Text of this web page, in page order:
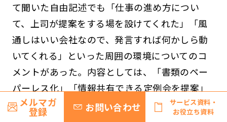
て聞いた自由記述でも「仕事の進め方につい
て、上司が提案をする場を設けてくれた」「風
通しはいい会社なので、発言すれば何かしら動
いてくれる」といった周囲の環境についてのコ
メントがあった。内容としては、「書類のペー
パーレス化」「情報共有できる定例会を提案」
「新しい支店に行った際に、顧客目線でインテ
メルマガ
登録 お問い合わせ
サービス資料・
お役立ち資料